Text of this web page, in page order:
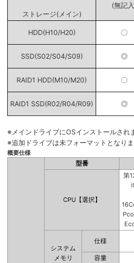
ストレージ(メイン)
(無記
HDD(H10/H20) 〇
SSD(S02/S04/S09) ◎
RAID1 HDD(M10/M20) 〇
RAID1 SSD(R02/R04/R09) ◎
※メインドライブにOSインストールさ
※追加ドライブは未フォーマットとなり
概要仕様
型番
CPU【選択】
第
システム
メモリ
仕様
容量